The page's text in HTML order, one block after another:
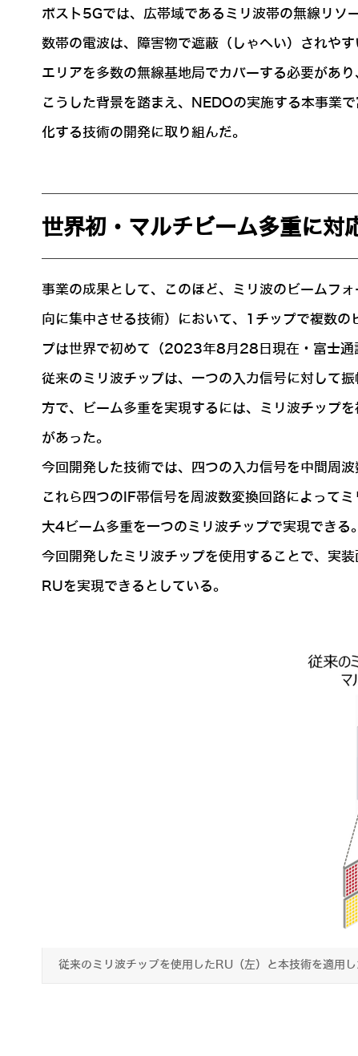
ポスト5Gでは、広帯域であるミリ波帯の無線リソ
数帯の電波は、障害物で遮蔽（しゃへい）されや
エリアを多数の無線基地局でカバーする必要があ
こうした背景を踏まえ、NEDOの実施する本事
化する技術の開発に取り組んだ。
世界初・マルチビーム多重に対
事業の成果として、このほど、ミリ波のビームフ
向に集中させる技術）において、1チップで複数
プは世界で初めて（2023年8月28日現在・富士通
従来のミリ波チップは、一つの入力信号に対して
方で、ビーム多重を実現するには、ミリ波チップ
があった。
今回開発した技術では、四つの入力信号を中間周
これら四つのIF帯信号を周波数変換回路によって
大4ビーム多重を一つのミリ波チップで実現できる。
今回開発したミリ波チップを使用することで、実
RUを実現できるとしている。
従来のミリ波チップを使用したRU（左）と本技術を適用